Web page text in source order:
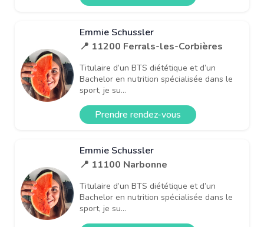
Emmie Schussler
📍 11200 Ferrals-les-Corbières
Titulaire d’un BTS diététique et d’un
Bachelor en nutrition spécialisée dans le
sport, je su...
Prendre rendez-vous
Emmie Schussler
📍 11100 Narbonne
Titulaire d’un BTS diététique et d’un
Bachelor en nutrition spécialisée dans le
sport, je su...